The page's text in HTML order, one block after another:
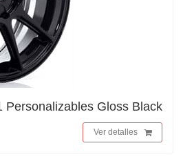
Personalizables Gloss Black
Ver detalles